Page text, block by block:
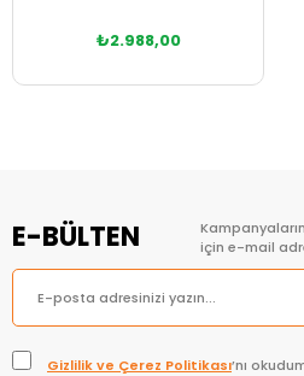
₺2.988,00
E-BÜLTEN
için e-mail
Gizlilik ve Çerez Politikası’nı